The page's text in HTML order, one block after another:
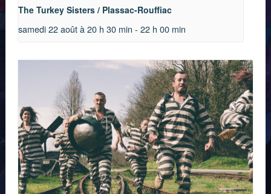
The Turkey Sisters / Plassac-Rouffiac
samedi 22 août à 20 h 30 min - 22 h 00 min